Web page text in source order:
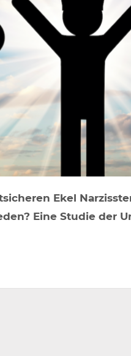
Ekel
Eine Studie der